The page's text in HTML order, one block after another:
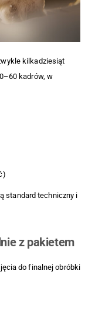
kilkadziesiąt
kadrów, w
standard techniczny i
z pakietem
do finalnej obróbki